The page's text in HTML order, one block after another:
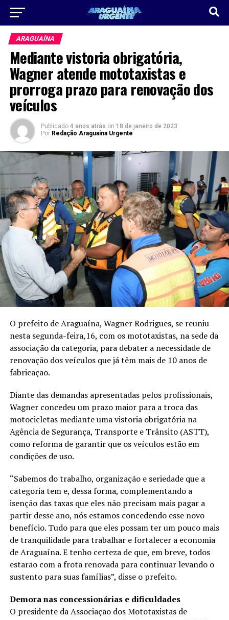
ARAGUAÍNA
Mediante vistoria obrigatória,
Wagner atende mototaxistas e
prorroga prazo para renovação dos
veículos
Publicado 4 anos atrás on 18 de janeiro de 2023
Por Redação Araguaina Urgente
O prefeito de Araguaína, Wagner Rodrigues, se reuniu
nesta segunda-feira,16, com os mototaxistas, na sede da
associação da categoria, para debater a necessidade de
renovação dos veículos que já têm mais de 10 anos de
fabricação.
Diante das demandas apresentadas pelos profissionais,
Wagner concedeu um prazo maior para a troca das
motocicletas mediante uma vistoria obrigatória na
Agência de Segurança, Transporte e Trânsito (ASTT),
como reforma de garantir que os veículos estão em
condições de uso.
“Sabemos do trabalho, organização e seriedade que a
categoria tem e, dessa forma, complementando a
isenção das taxas que eles não precisam mais pagar a
partir desse ano, nós estamos concedendo esse novo
benefício. Tudo para que eles possam ter um pouco mais
de tranquilidade para trabalhar e fortalecer a economia
de Araguaína. E tenho certeza de que, em breve, todos
estarão com a frota renovada para continuar levando o
sustento para suas famílias”, disse o prefeito.
Demora nas concessionárias e dificuldades
O presidente da Associação dos Mototaxistas de